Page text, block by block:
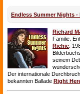
Endless Summer Nights -
Richard
Familie.
Richie .
seinem
Der internationale
bekannten Ballade Right